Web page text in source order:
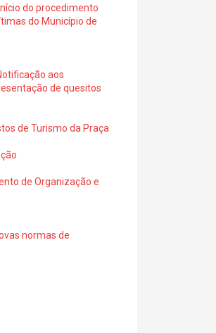
do procedimento
do Município de
aos
de quesitos
de Turismo da Praça
de Organização e
normas de